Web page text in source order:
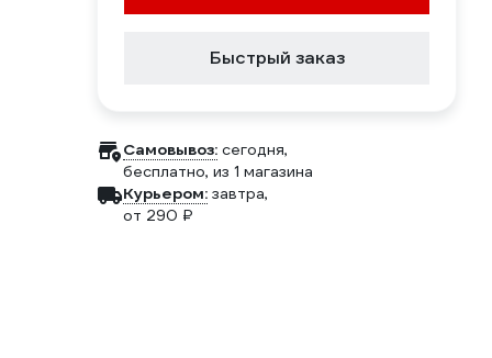
Быстрый заказ
Самовывоз: сегодня,
бесплатно, из 1 магазина
Курьером: завтра,
от 290 ₽